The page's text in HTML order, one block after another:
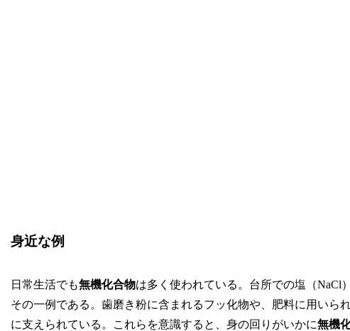
身近な例
日常生活でも無機化合物は多く使われている。台所での塩（NaCl
その一例である。歯磨き粉に含まれるフッ化物や、肥料に用いら
に支えられている。これらを意識すると、身の回りがいかに無機